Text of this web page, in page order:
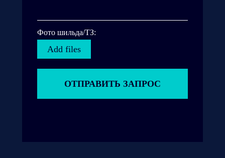
Фото шильда/ТЗ:
Add files
ОТПРАВИТЬ ЗАПРОС